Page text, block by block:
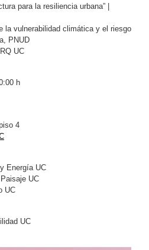
para la resiliencia urbana” |
la vulnerabilidad climática y el riesgo
PNUD
UC
h
4
Energía UC
UC
UC
UC